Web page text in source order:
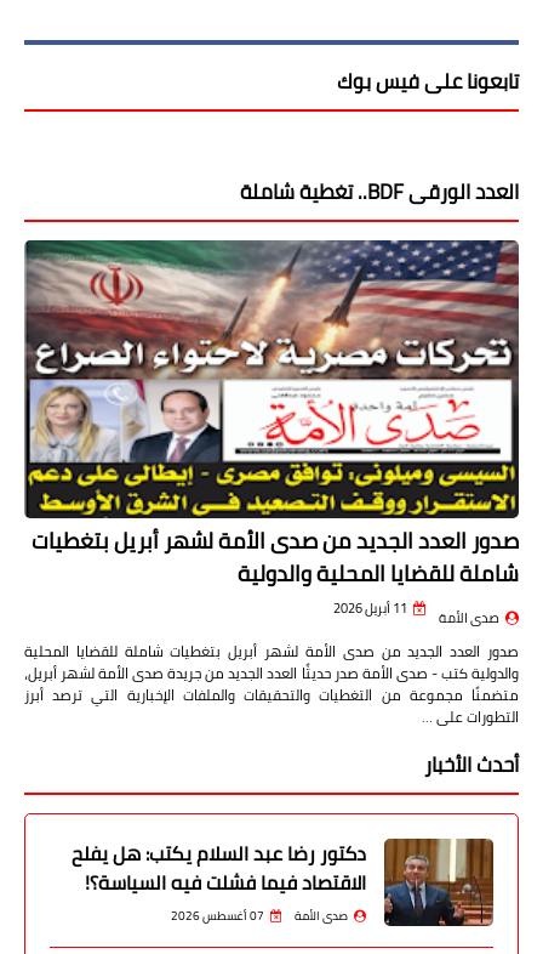
تابعونا على فيس بوك
العدد الورقى BDF.. تغطية شاملة
صدور العدد الجديد من صدى الأمة لشهر أبريل بتغطيات
شاملة للقضايا المحلية والدولية
صدى الأمة 11 أبريل 2026
صدور العدد الجديد من صدى الأمة لشهر أبريل بتغطيات شاملة للقضايا المحلية
والدولية كتب - صدى الأمة صدر حديثًا العدد الجديد من جريدة صدى الأمة لشهر أبريل،
متضمنًا مجموعة من التغطيات والتحقيقات والملفات الإخبارية التي ترصد أبرز
التطورات على …
أحدث الأخبار
دكتور رضا عبد السلام يكتب: هل يفلح
الاقتصاد فيما فشلت فيه السياسة؟!
صدى الأمة 07 أغسطس 2026